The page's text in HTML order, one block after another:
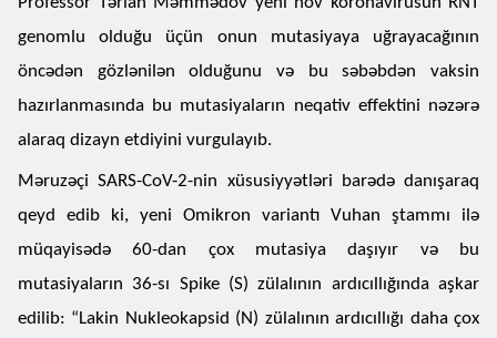
genomlu olduğu üçün onun mutasiyaya uğrayacağının
öncədən gözlənilən olduğunu və bu səbəbdən vaksin
hazırlanmasında bu mutasiyaların neqativ effektini nəzərə
alaraq dizayn etdiyini vurgulayıb.
Məruzəçi SARS-CoV-2-nin xüsusiyyətləri barədə danışaraq
qeyd edib ki, yeni Omikron variantı Vuhan ştammı ilə
müqayisədə 60-dan çox mutasiya daşıyır və bu
mutasiyaların 36-sı Spike (S) zülalının ardıcıllığında aşkar
edilib: “Lakin Nukleokapsid (N) zülalının ardıcıllığı daha çox